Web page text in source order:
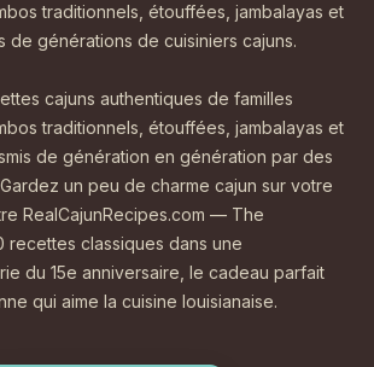
traditionnels, étouffées, jambalayas et
de générations de cuisiniers cajuns.
cajuns authentiques de familles
traditionnels, étouffées, jambalayas et
de génération en génération par des
un peu de charme cajun sur votre
RealCajunRecipes.com — The
classiques dans une
du 15e anniversaire, le cadeau parfait
qui aime la cuisine louisianaise.